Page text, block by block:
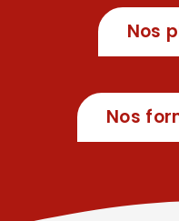
Nos
Nos